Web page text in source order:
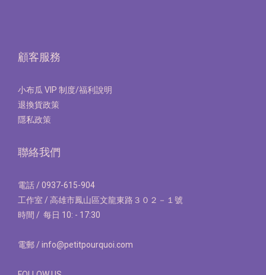
顧客服務
小布瓜 VIP 制度/福利說明
退換貨政策
隱私政策
聯絡我們
電話 / 0937-615-904
工作室 / 高雄市鳳山區文龍東路３０２－１號
時間 / 每日 10: - 17:30
電郵 / info@petitpourquoi.com